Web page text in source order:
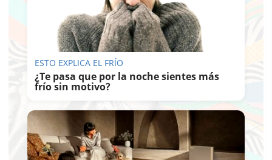
ESTO EXPLICA EL FRÍO
¿Te pasa que por la noche sientes más
frío sin motivo?